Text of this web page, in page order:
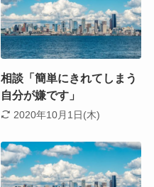
相談「簡単にきれてしまう
自分が嫌です」
2020年10月1日(木)